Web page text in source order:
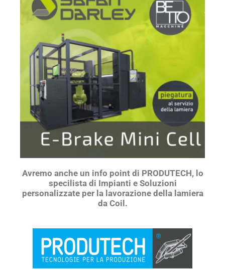
Avremo anche un info point di PRODUTECH, lo
specilista di Impianti e Soluzioni
personalizzate per la lavorazione della lamiera
da Coil.